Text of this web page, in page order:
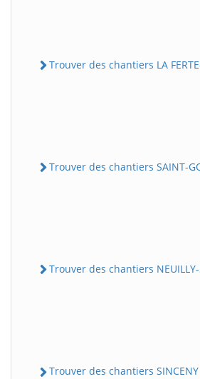
Trouver des chantiers LA
Trouver des chantiers SAINT-
Trouver des chantiers NEUILLY-
Trouver des chantiers SINCENY